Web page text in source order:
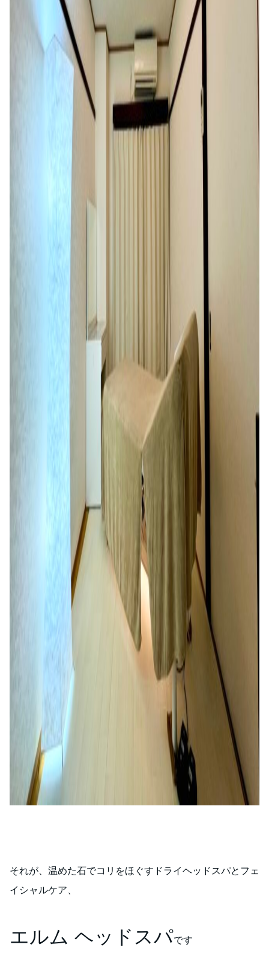
それが、温めた石でコリをほぐすドライヘッドスパとフェ
イシャルケア、
エルム ヘッドスパです